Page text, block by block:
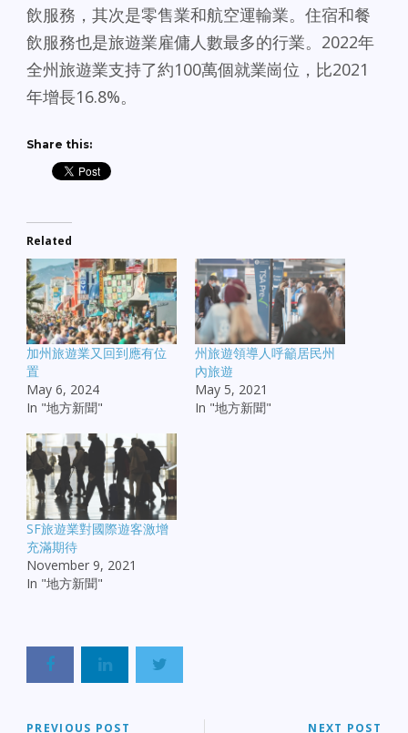
飲服務，其次是零售業和航空運輸業。住宿和餐
飲服務也是旅遊業雇傭人數最多的行業。2022年
全州旅遊業支持了約100萬個就業崗位，比2021
年增長16.8%。
Share this:
Related
加州旅遊業又回到應有位
置
May 6, 2024
In "地方新聞"
州旅遊領導人呼籲居民州
內旅遊
May 5, 2021
In "地方新聞"
SF旅遊業對國際遊客激增
充滿期待
November 9, 2021
In "地方新聞"
PREVIOUS POST NEXT POST